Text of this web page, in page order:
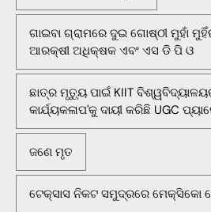
ଗାଇବା ଗ୍ରାମରେ ଦୁଇ ଗୋଷ୍ଠୀ ମୁହାଁ
ଆରକ୍ଷୀ ଅଧିକ୍ଷକ ଏବଂ ଏସ ଡି ପି ଓ
ଛାତ୍ର ମୃତ୍ୟୁ ପାଇଁ KIIT
କାର୍ଯ୍ୟକଳାପ'କୁ ଦାୟୀ କରିଛି UGC
ଜଣେ ମୃତ
ଟେକ୍ସାସ ନିକଟ ସମୁଦ୍ରରେ ମେକ୍ସିକୋ